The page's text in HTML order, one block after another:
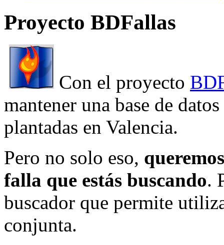
Proyecto BDFallas
Con el proyecto
mantener una base de
plantadas en Valencia.
Pero no solo eso,
falla que estás buscando.
buscador que permite
conjunta.